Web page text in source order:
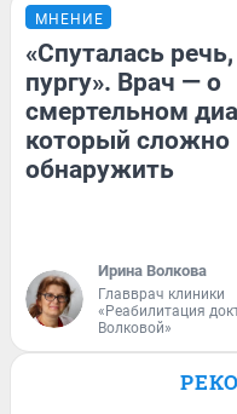
МНЕНИЕ
«Спуталась
пургу». Врач — о
смертельном
который сложно
обнаружить
Ирина Волкова
Главврач клиники
«Реабилитация
Волковой»